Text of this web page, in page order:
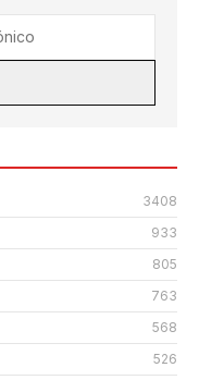
3408
933
805
763
568
526